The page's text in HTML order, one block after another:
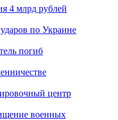
4 млрд рублей
по Украине
погиб
центр
военных